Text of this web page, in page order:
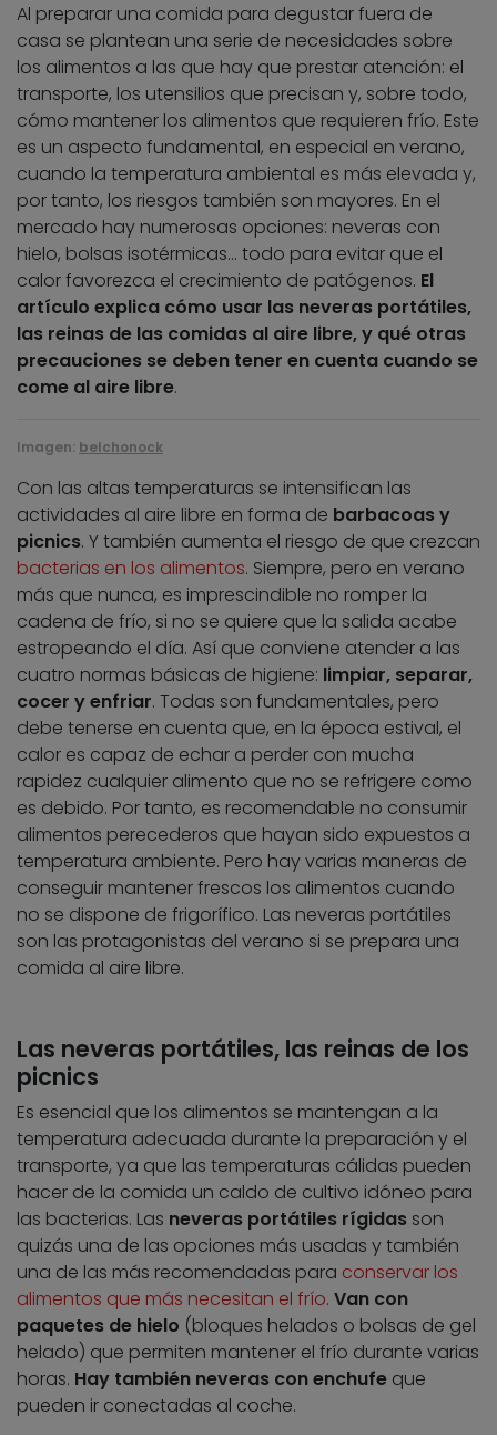
Al preparar una comida para degustar fuera de
casa se plantean una serie de necesidades sobre
los alimentos a las que hay que prestar atención: el
transporte, los utensilios que precisan y, sobre todo,
cómo mantener los alimentos que requieren frío. Este
es un aspecto fundamental, en especial en verano,
cuando la temperatura ambiental es más elevada y,
por tanto, los riesgos también son mayores. En el
mercado hay numerosas opciones: neveras con
hielo, bolsas isotérmicas… todo para evitar que el
calor favorezca el crecimiento de patógenos. El
artículo explica cómo usar las neveras portátiles,
las reinas de las comidas al aire libre, y qué otras
precauciones se deben tener en cuenta cuando se
come al aire libre.
Imagen: belchonock
Con las altas temperaturas se intensifican las
actividades al aire libre en forma de barbacoas y
picnics. Y también aumenta el riesgo de que crezcan
bacterias en los alimentos. Siempre, pero en verano
más que nunca, es imprescindible no romper la
cadena de frío, si no se quiere que la salida acabe
estropeando el día. Así que conviene atender a las
cuatro normas básicas de higiene: limpiar, separar,
cocer y enfriar. Todas son fundamentales, pero
debe tenerse en cuenta que, en la época estival, el
calor es capaz de echar a perder con mucha
rapidez cualquier alimento que no se refrigere como
es debido. Por tanto, es recomendable no consumir
alimentos perecederos que hayan sido expuestos a
temperatura ambiente. Pero hay varias maneras de
conseguir mantener frescos los alimentos cuando
no se dispone de frigorífico. Las neveras portátiles
son las protagonistas del verano si se prepara una
comida al aire libre.
Las neveras portátiles, las reinas de los
picnics
Es esencial que los alimentos se mantengan a la
temperatura adecuada durante la preparación y el
transporte, ya que las temperaturas cálidas pueden
hacer de la comida un caldo de cultivo idóneo para
las bacterias. Las neveras portátiles rígidas son
quizás una de las opciones más usadas y también
una de las más recomendadas para conservar los
alimentos que más necesitan el frío. Van con
paquetes de hielo (bloques helados o bolsas de gel
helado) que permiten mantener el frío durante varias
horas. Hay también neveras con enchufe que
pueden ir conectadas al coche.